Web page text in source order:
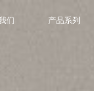
们 产品系列